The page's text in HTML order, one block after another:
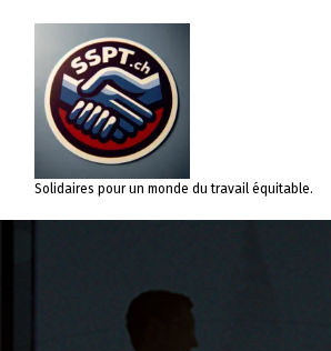
contenu
Solidaires pour un monde du travail équitable.